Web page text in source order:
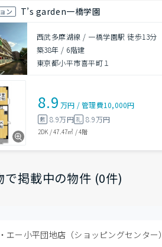
ン T’s garden一橋学園
西武多摩湖線 / 一橋学園駅 徒歩13分
築38年 / 6階建
東京都小平市喜平町１
8.9 万円 /管理費10,000円
敷 8.9万円礼 8.9万円
2DK /47.47㎡ /4階
で掲載中の物件 (0件)
エー小平団地店（ショッピングセンター